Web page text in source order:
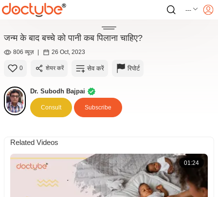
---
जन्म के बाद बच्चे को पानी कब पिलाना चाहिए?
806 व्यूज़ | 26 Oct, 2023
0 शेयर करें सेव करें रिपोर्ट
Dr. Subodh Bajpai
Consult Subscribe
Related Videos
01:24